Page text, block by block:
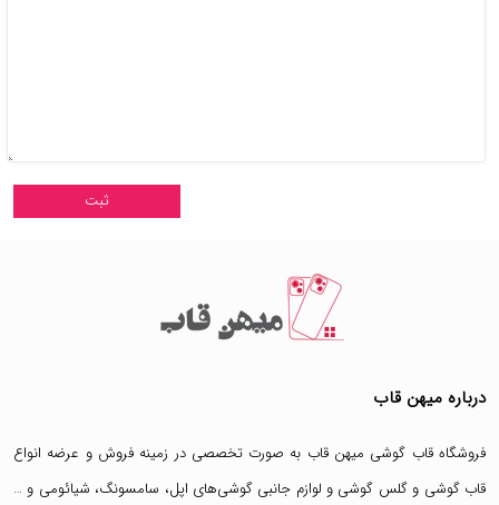
درباره میهن قاب
فروشگاه قاب گوشی میهن قاب به صورت تخصصی در زمینه فروش و عرضه انواع
قاب گوشی وگلس گوشی و لوازم جانبی گوشی‌های اپل، سامسونگ، شیائومی و …